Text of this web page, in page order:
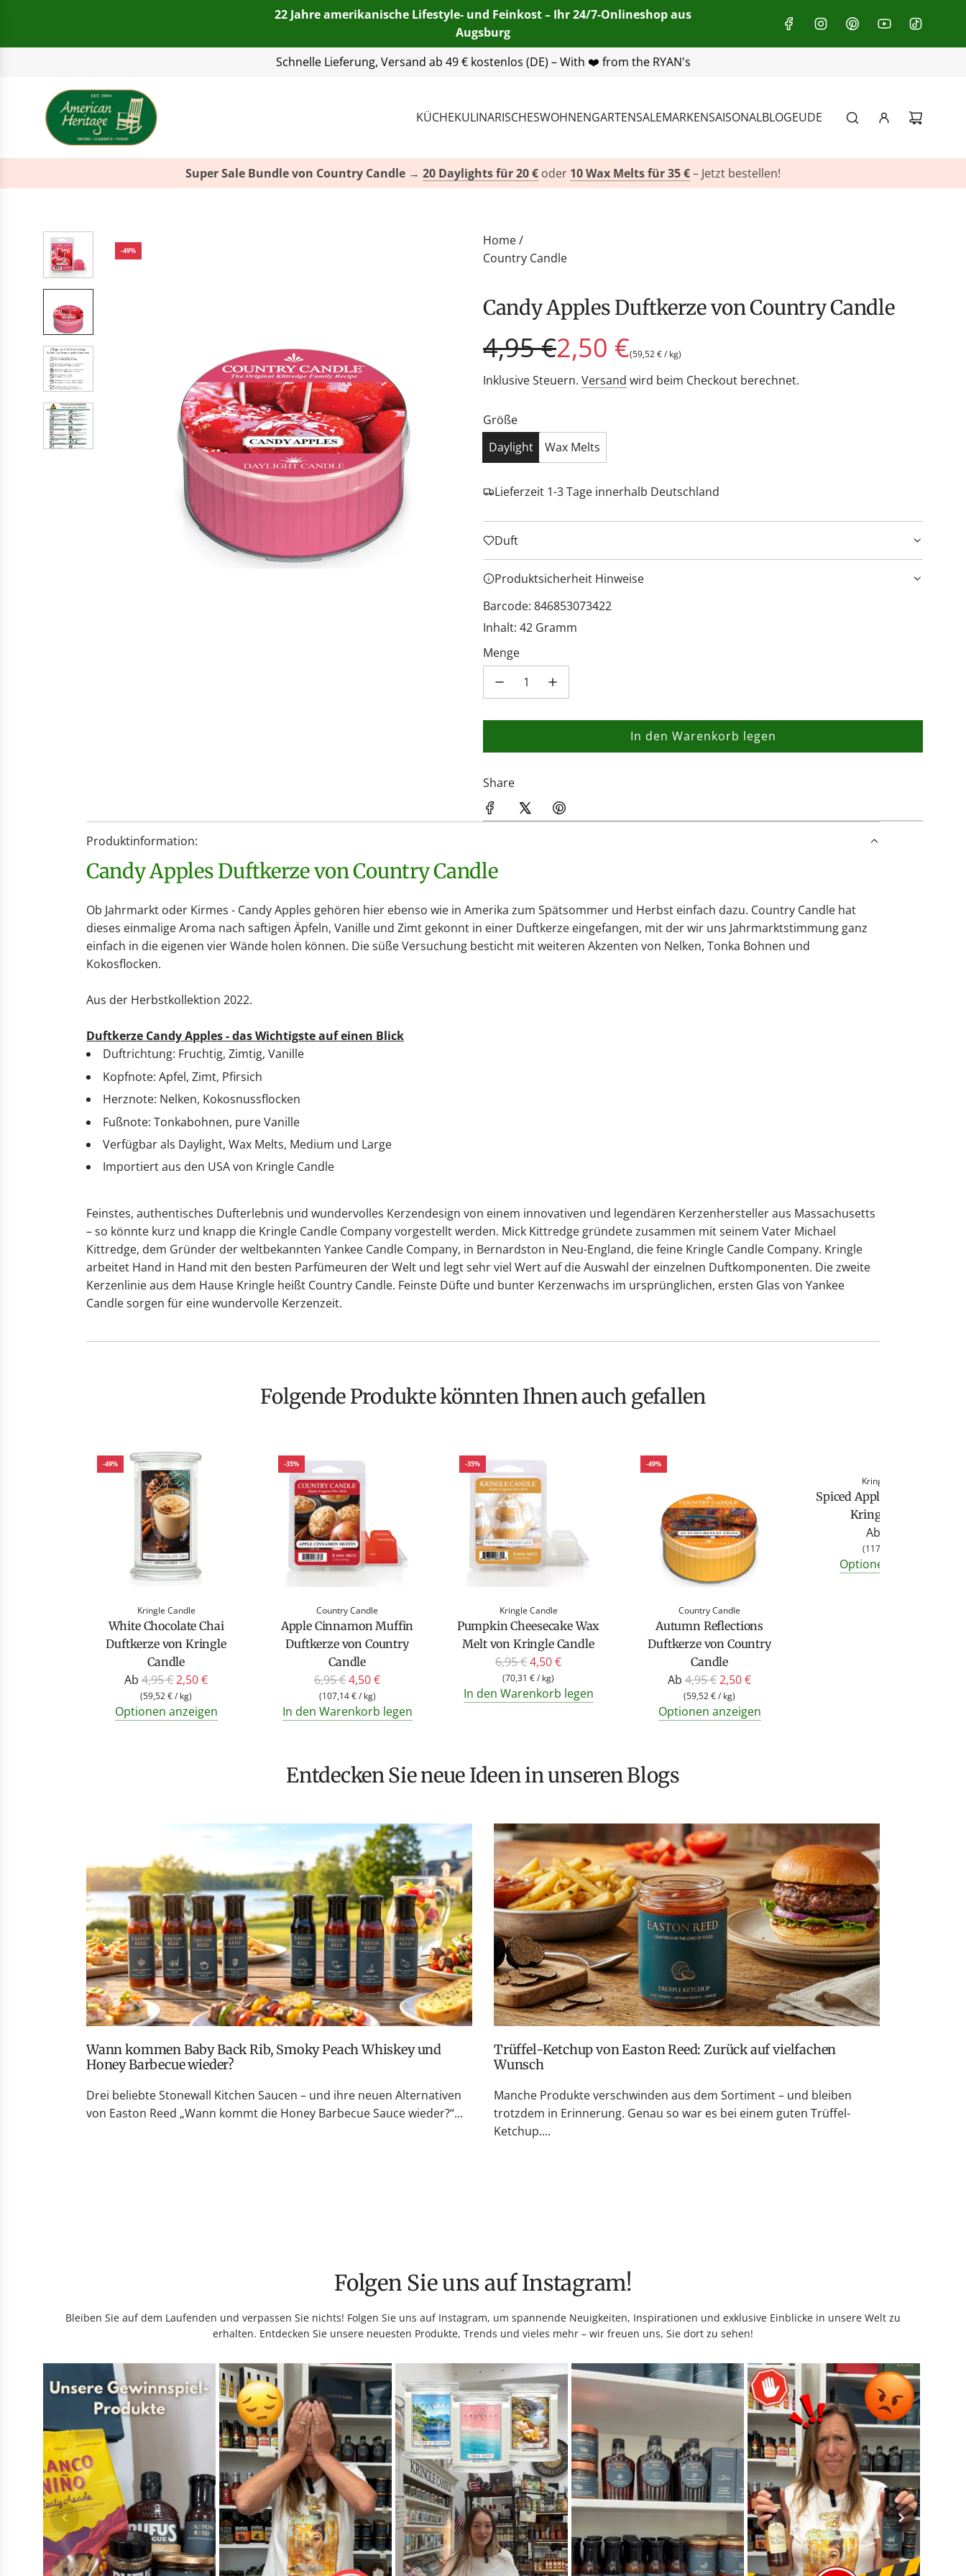
22 Jahre amerikanische Lifestyle- und Feinkost – Ihr 24/7-Onlineshop aus
Augsburg
+49(0)821 455 254 00| E-Mail:info@american-heritage.de| WhatsApp:+49(0)151 116 719 10
KÜCHEKULINARISCHESWOHNENGARTENSALEMARKENSAISONALBLOGEUDE
Super Sale Bundle von Country Candle → 20 Daylights für 20 € oder 10 Wax Melts für 35 €– Jetzt bestellen!
-49%
Home/
Country Candle
Candy Apples Duftkerze von Country Candle
Sonderpreis
4,95 €
Regulärer
Preis
2,50 €(59,52 €/ kg)
Inklusive Steuern. Versand wird beim Checkout berechnet.
Größe
Daylight
Wax Melts
Lieferzeit 1-3 Tage innerhalb Deutschland
Duft
Produktsicherheit Hinweise
Barcode: 846853073422
Inhalt: 42 Gramm
Menge
In den Warenkorb legen
L
Share
Produktinformation:
Candy Apples Duftkerze von Country Candle
Ob Jahrmarkt oder Kirmes - Candy Apples gehören hier ebenso wie in Amerika zum Spätsommer und Herbst einfach dazu. Country Candle hat
dieses einmalige Aroma nach saftigen Äpfeln, Vanille und Zimt gekonnt in einer Duftkerze eingefangen, mit der wir uns Jahrmarktstimmung ganz
einfach in die eigenen vier Wände holen können. Die süße Versuchung besticht mit weiteren Akzenten von Nelken, Tonka Bohnen und
Kokosflocken.
Aus der Herbstkollektion 2022.
Duftkerze Candy Apples - das Wichtigste auf einen Blick
Duftrichtung: Fruchtig, Zimtig, Vanille
Kopfnote: Apfel, Zimt, Pfirsich
Herznote: Nelken, Kokosnussflocken
Fußnote: Tonkabohnen, pure Vanille
Verfügbar als Daylight, Wax Melts, Medium und Large
Importiert aus den USA von Kringle Candle
Feinstes, authentisches Dufterlebnis und wundervolles Kerzendesign von einem innovativen und legendären Kerzenhersteller aus Massachusetts
– so könnte kurz und knapp die Kringle Candle Company vorgestellt werden. Mick Kittredge gründete zusammen mit seinem Vater Michael
Kittredge, dem Gründer der weltbekannten Yankee Candle Company, in Bernardston in Neu-England, die feine Kringle Candle Company. Kringle
arbeitet Hand in Hand mit den besten Parfümeuren der Welt und legt sehr viel Wert auf die Auswahl der einzelnen Duftkomponenten. Die zweite
Kerzenlinie aus dem Hause Kringle heißt Country Candle. Feinste Düfte und bunter Kerzenwachs im ursprünglichen, ersten Glas von Yankee
Candle sorgen für eine wundervolle Kerzenzeit.
Folgende Produkte könnten Ihnen auch gefallen
-49%
Kringle Candle
White Chocolate Chai
Duftkerze von Kringle
Candle
Ab R
e
g
e
i
4,95 €2,50 €
(59,52 €/ kg)
Optionen anzeigen
-35%
Country Candle
Apple Cinnamon Muffin
Duftkerze von Country
Candle
R
e
g
ä
r
r
P
r
e
i
s
6,95 €4,50 €
(107,14 € / kg)
In den Warenkorb legen
-35%
Kringle Candle
Pumpkin Cheesecake Wax
Melt von Kringle Candle
R
g
r
e
P
r
e
i
s
6,95 €4,50 €
(70,31 €/ kg)
In den Warenkorb legen
-49%
Country Candle
Autumn Reflections
Duftkerze von Country
Candle
Ab R
e
g
r
P
r
e
i
s
4,95 €2,50 €
(59,52 €/ kg)
Optionen anzeigen
Kringle Candle
Spiced Apple Duftkerze von
Kringle Candle
Ab
(117,86 €
Optionen anzeigen
Entdecken Sie neue Ideen in unseren Blogs
Wann kommen Baby Back Rib, Smoky Peach Whiskey und
Honey Barbecue wieder?
Drei beliebte Stonewall Kitchen Saucen – und ihre neuen Alternativen
von Easton Reed „Wann kommt die Honey Barbecue Sauce wieder?“...
Trüffel-Ketchup von Easton Reed: Zurück auf vielfachen
Wunsch
Manche Produkte verschwinden aus dem Sortiment – und bleiben
trotzdem in Erinnerung. Genau so war es bei einem guten Trüffel-
Ketchup....
Folgen Sie uns auf Instagram!
Bleiben Sie auf dem Laufenden und verpassen Sie nichts! Folgen Sie uns auf Instagram, um spannende Neuigkeiten, Inspirationen und exklusive Einblicke in unsere Welt zu
erhalten. Entdecken Sie unsere neuesten Produkte, Trends und vieles mehr – wir freuen uns, Sie dort zu sehen!